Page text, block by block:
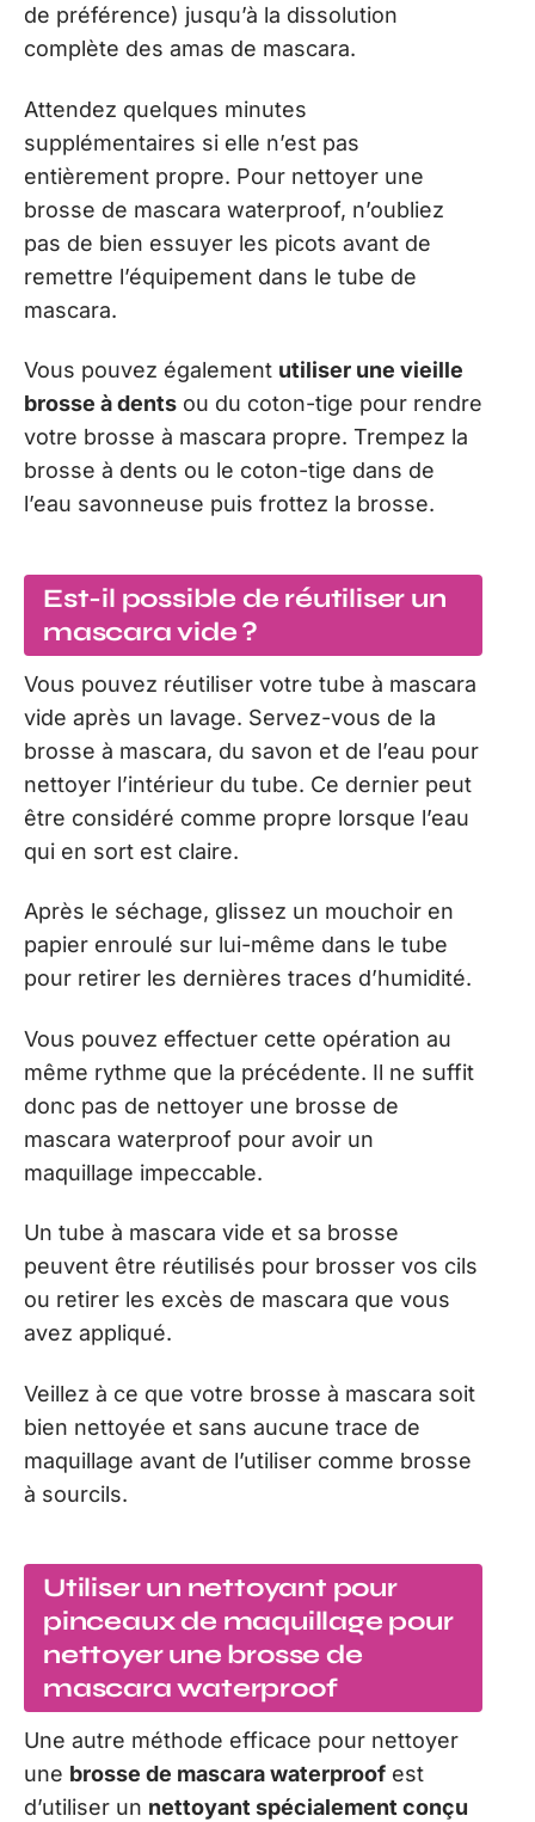
de préférence) jusqu’à la dissolution
complète des amas de mascara.
Attendez quelques minutes
supplémentaires si elle n’est pas
entièrement propre. Pour nettoyer une
brosse de mascara waterproof, n’oubliez
pas de bien essuyer les picots avant de
remettre l’équipement dans le tube de
mascara.
Vous pouvez également utiliser une vieille
brosse à dents ou du coton-tige pour rendre
votre brosse à mascara propre. Trempez la
brosse à dents ou le coton-tige dans de
l’eau savonneuse puis frottez la brosse.
Est-il possible de réutiliser un
mascara vide ?
Vous pouvez réutiliser votre tube à mascara
vide après un lavage. Servez-vous de la
brosse à mascara, du savon et de l’eau pour
nettoyer l’intérieur du tube. Ce dernier peut
être considéré comme propre lorsque l’eau
qui en sort est claire.
Après le séchage, glissez un mouchoir en
papier enroulé sur lui-même dans le tube
pour retirer les dernières traces d’humidité.
Vous pouvez effectuer cette opération au
même rythme que la précédente. Il ne suffit
donc pas de nettoyer une brosse de
mascara waterproof pour avoir un
maquillage impeccable.
Un tube à mascara vide et sa brosse
peuvent être réutilisés pour brosser vos cils
ou retirer les excès de mascara que vous
avez appliqué.
Veillez à ce que votre brosse à mascara soit
bien nettoyée et sans aucune trace de
maquillage avant de l’utiliser comme brosse
à sourcils.
Utiliser un nettoyant pour
pinceaux de maquillage pour
nettoyer une brosse de
mascara waterproof
Une autre méthode efficace pour nettoyer
une brosse de mascara waterproof est
d’utiliser un nettoyant spécialement conçu